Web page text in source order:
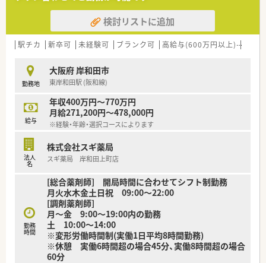
■自身のやり方に固執せず他人の意見を尊重できる方を求めて
おり、特に30代までの若手の方であれば経験を問わず積極的に
採用します。
■代表自身が現場を大切にしているため、地元の患者様との世間
迎します。
【法人特徴について】
■2000年に設立された地域密着型の法人で、代表は現場を熟知
した女性薬剤師であり、スタッフとの距離が近く定着率が非常に
高いです。
■現在は岸和田市内で2店舗を展開しており、いずれの店舗も駅
心感があります。
■今後は施設ではなく個人宅への在宅業務に注力する方針を掲
な法人です。
検討リストに追加
駅チカ 新卒可 未経験可 ブランク可 高給与(600万円以上)
勤務地
大阪府 岸和田市
東岸和田駅 (阪和線)
給与
年収400万円～770万円
月給271,200円～478,000円
※経験・年齢・選択コースによります
法人
名
株式会社スギ薬局
スギ薬局 岸和田上町店
勤務
時間
[総合薬剤師] 開局時間に合わせてシフト制勤務
月火水木金土日祝 09:00〜22:00
[調剤薬剤師]
月～金 9:00～19:00内の勤務
土 10:00〜14:00
※変形労働時間制(実働1日平均8時間勤務)
※休憩 実働6時間超の場合45分、実働8時間超の場合
60分